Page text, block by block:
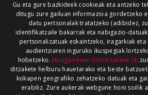
Gu eta gure bazkideek cookieak eta antzeko
ditugu zure gailuan informazioa gordetzeko
datu pertsonalak tratatzeko (adibidez,
identifikatzaile bakarrak eta nabigazio-
pertsonalizatuak eskaintzeko, iragarkiak
audientziaren inguruko ikuspegiak
hobetzeko. Hirugarrenen hornitzaileek (4)
ditzakete helburu hauetarako eta beste
kokapen geografiko zehatzeko datuak eta
erabiliz. Zure aukerak webgune honi soilik